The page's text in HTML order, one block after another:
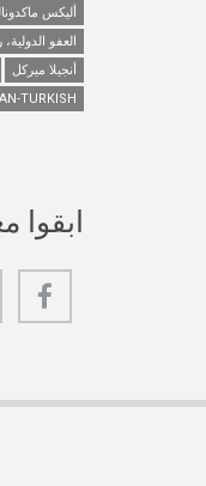
أليكس
العفو
أنجيلا ميركل
TURKISH
ابقوا